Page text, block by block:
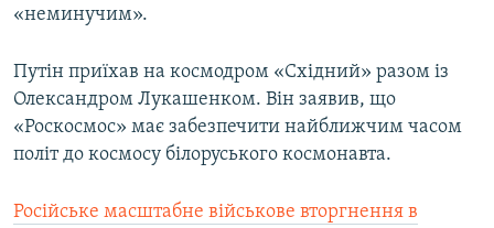
«неминучим».
Путін приїхав на космодром «Східний» разом із
Олександром Лукашенком. Він заявив, що
«Роскосмос» має забезпечити найближчим часом
політ до космосу білоруського космонавта.
Російське масштабне військове вторгнення в